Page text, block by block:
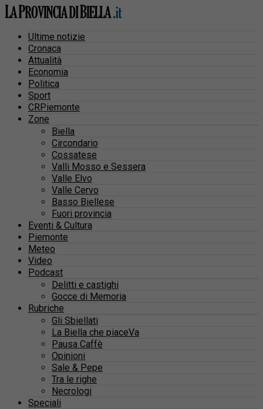
Ultime notizie
Cronaca
Attualità
Economia
Politica
Sport
CRPiemonte
Zone
Biella
Circondario
Cossatese
Valli Mosso e Sessera
Valle Elvo
Valle Cervo
Basso Biellese
Fuori provincia
Eventi & Cultura
Piemonte
Meteo
Video
Podcast
Delitti e castighi
Gocce di Memoria
Rubriche
Gli Sbiellati
La Biella che piaceVa
Pausa Caffè
Opinioni
Sale & Pepe
Tra le righe
Necrologi
Speciali